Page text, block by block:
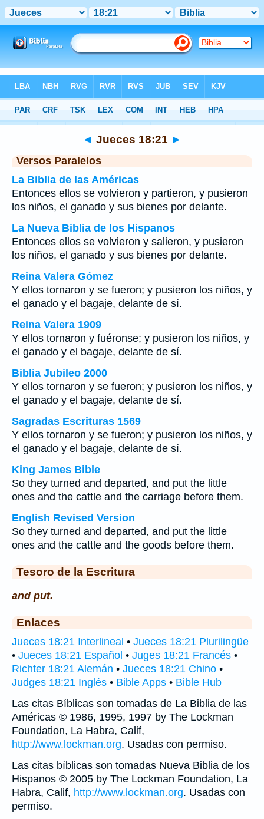
>Jueces Capítulo 18 > Verso 21
◄ Jueces 18:21 ►
Versos Paralelos
La Biblia de las Américas
Entonces ellos se volvieron y partieron, y pusieron
los niños, el ganado y sus bienes por delante.
La Nueva Biblia de los Hispanos
Entonces ellos se volvieron y salieron, y pusieron
los niños, el ganado y sus bienes por delante.
Reina Valera Gómez
Y ellos tornaron y se fueron; y pusieron los niños, y
el ganado y el bagaje, delante de sí.
Reina Valera 1909
Y ellos tornaron y fuéronse; y pusieron los niños, y
el ganado y el bagaje, delante de sí.
Biblia Jubileo 2000
Y ellos tornaron y se fueron; y pusieron los niños, y
el ganado y el bagaje, delante de sí.
Sagradas Escrituras 1569
Y ellos tornaron y se fueron; y pusieron los niños, y
el ganado y el bagaje, delante de sí.
King James Bible
So they turned and departed, and put the little
ones and the cattle and the carriage before them.
English Revised Version
So they turned and departed, and put the little
ones and the cattle and the goods before them.
Tesoro de la Escritura
and put.
Enlaces
Jueces 18:21 Interlineal • Jueces 18:21 Plurilingüe
• Jueces 18:21 Español • Juges 18:21 Francés •
Richter 18:21 Alemán • Jueces 18:21 Chino •
Judges 18:21 Inglés • Bible Apps • Bible Hub
Las citas Bíblicas son tomadas de La Biblia de las
Américas © 1986, 1995, 1997 by The Lockman
Foundation, La Habra, Calif,
http://www.lockman.org. Usadas con permiso.
Las citas bíblicas son tomadas Nueva Biblia de los
Hispanos © 2005 by The Lockman Foundation, La
Habra, Calif, http://www.lockman.org. Usadas con
permiso.